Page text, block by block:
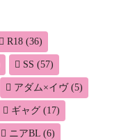
R18 (36)
SS (57)
アダム×イヴ(5)
ギャグ (17)
ニアBL (6)